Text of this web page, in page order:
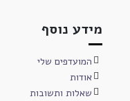
מידע נוסף
המועדפים שלי
אודות
שאלות ותשובות